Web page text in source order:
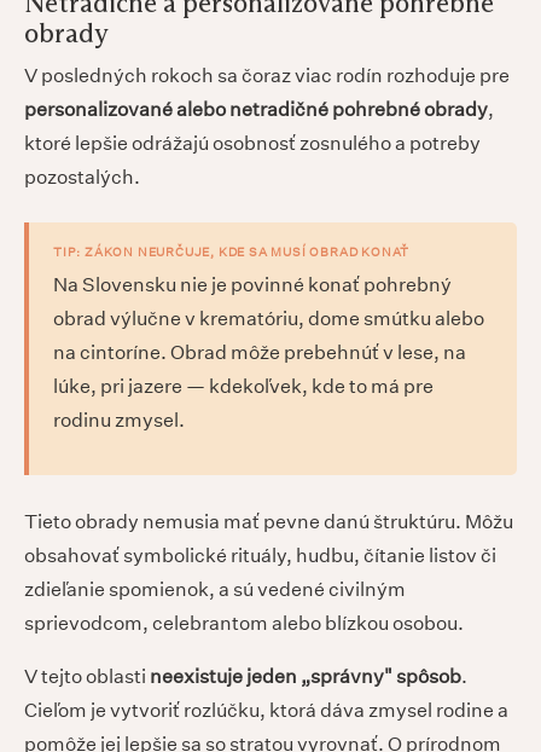
obrady
V posledných rokoch sa čoraz viac rodín rozhoduje pre
personalizované alebo netradičné pohrebné obrady,
ktoré lepšie odrážajú osobnosť zosnulého a potreby
pozostalých.
TIP: ZÁKON NEURČUJE, KDE SA MUSÍ OBRAD KONAŤ
Na Slovensku nie je povinné konať pohrebný
obrad výlučne v krematóriu, dome smútku alebo
na cintoríne. Obrad môže prebehnúť v lese, na
lúke, pri jazere — kdekoľvek, kde to má pre
rodinu zmysel.
Tieto obrady nemusia mať pevne danú štruktúru. Môžu
obsahovať symbolické rituály, hudbu, čítanie listov či
zdieľanie spomienok, a sú vedené civilným
sprievodcom, celebrantom alebo blízkou osobou.
V tejto oblasti neexistuje jeden „správny" spôsob.
Cieľom je vytvoriť rozlúčku, ktorá dáva zmysel rodine a
pomôže jej lepšie sa so stratou vyrovnať. O prírodnom